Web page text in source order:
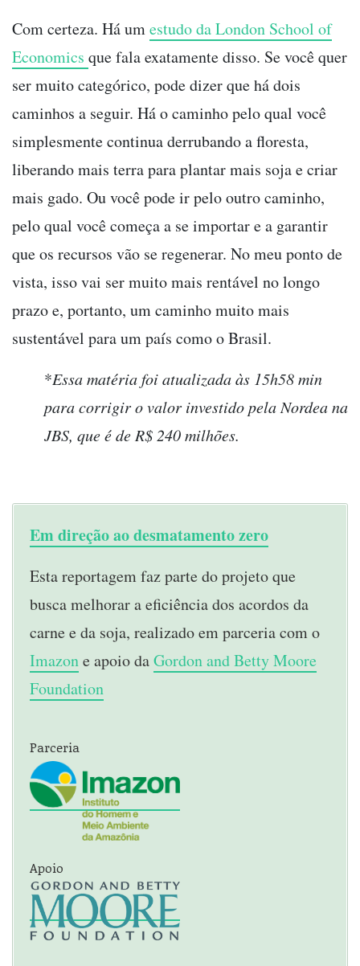
Com certeza. Há umestudo da London School of
Economics que fala exatamente disso. Se você quer
ser muito categórico, pode dizer que há dois
caminhos a seguir. Há o caminho pelo qual você
simplesmente continua derrubando a floresta,
liberando mais terra para plantar mais soja e criar
mais gado. Ou você pode ir pelo outro caminho,
pelo qual você começa a se importar e a garantir
que os recursos vão se regenerar. No meu ponto de
vista, isso vai ser muito mais rentável no longo
prazo e, portanto, um caminho muito mais
sustentável para um país como o Brasil.
*Essa matéria foi atualizada às 15h58 min
para corrigir o valor investido pela Nordea na
JBS, que é de R$ 240 milhões.
Em direção ao desmatamento zero
Esta reportagem faz parte do projeto que
busca melhorar a eficiência dos acordos da
carne e da soja, realizado em parceria com o
Imazone apoio daGordon and Betty Moore
Foundation
Parceria
Apoio